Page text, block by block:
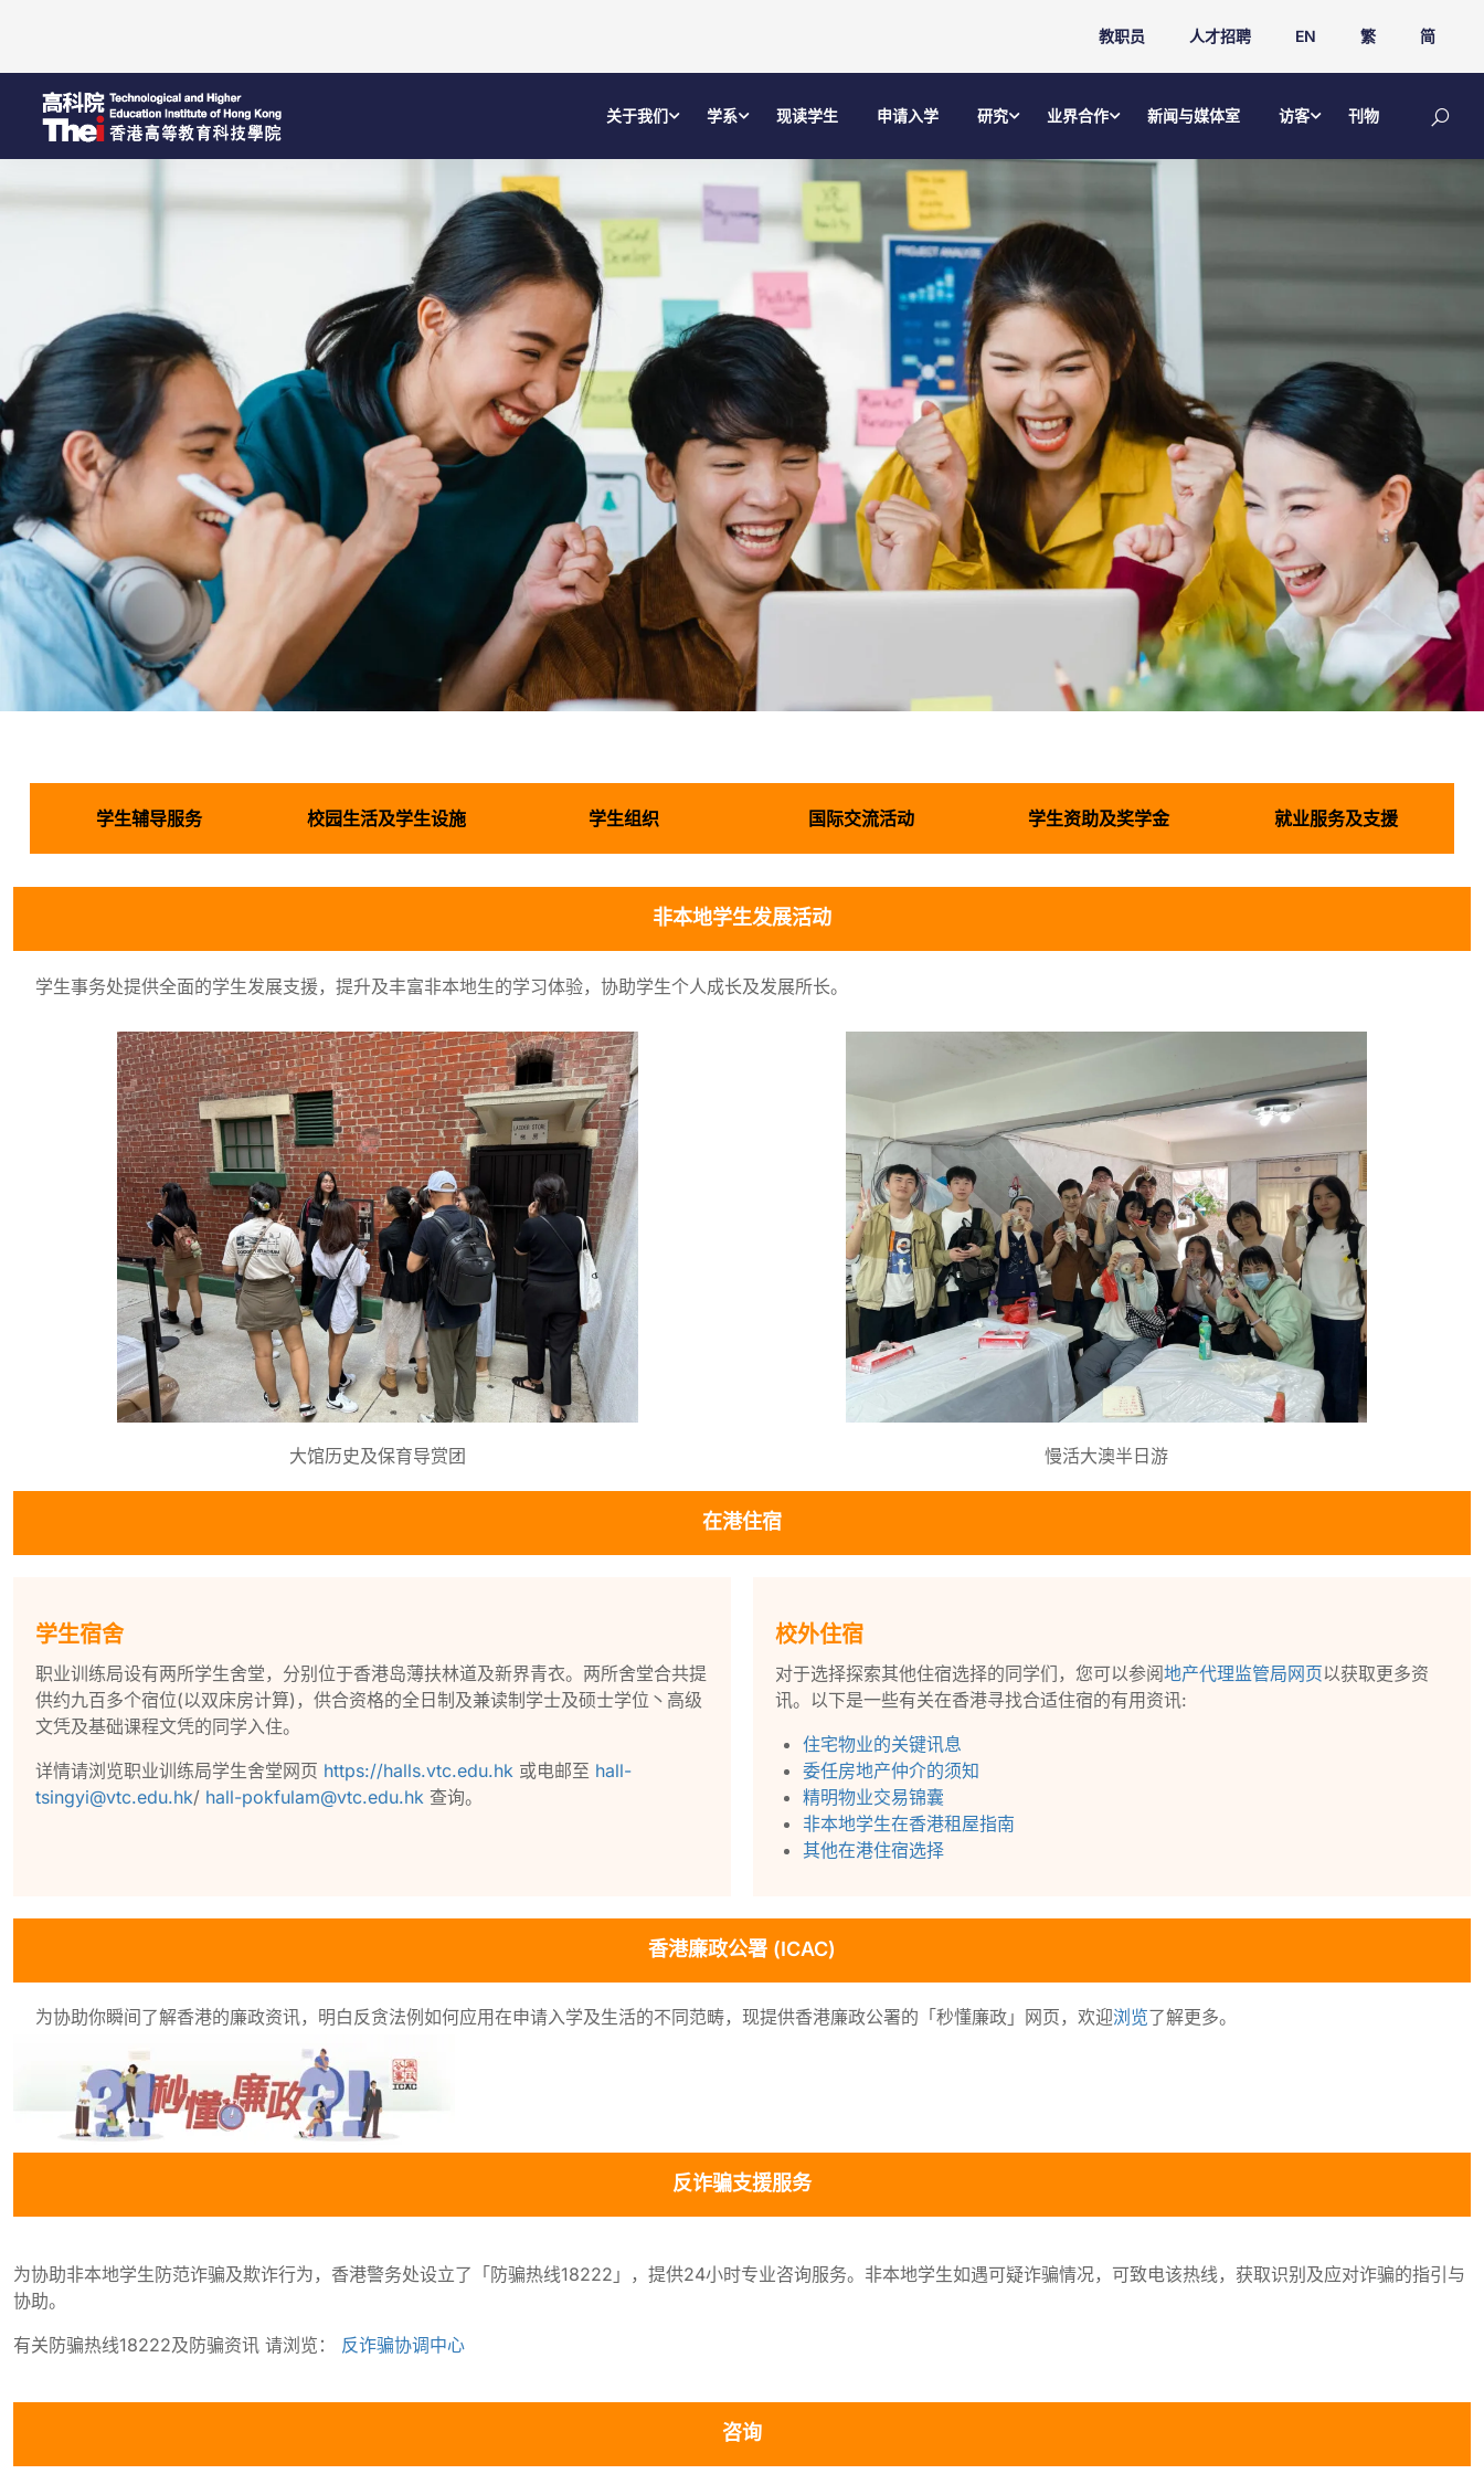
教职员 人才招聘 EN 繁 简
关于我们 学系 现读学生 申请入学 研究 业界合作 新闻与媒体室 访客 刊物
非本地学
生支援
学生辅导服务 校园生活及学生设施 学生组织 国际交流活动 学生资助及奖学金 就业服务及支援
非本地学生发展活动
学生事务处提供全面的学生发展支援，提升及丰富非本地生的学习体验，协助学生个人成长及发展所长。
大馆历史及保育导赏团 慢活大澳半日游
在港住宿
学生宿舍
职业训练局设有两所学生舍堂，分别位于香港岛薄扶林道及新界青衣。两所舍堂合共提
供约九百多个宿位(以双床房计算)，供合资格的全日制及兼读制学士及硕士学位丶高级
文凭及基础课程文凭的同学入住。
详情请浏览职业训练局学生舍堂网页 https://halls.vtc.edu.hk 或电邮至 hall-
tsingyi@vtc.edu.hk/ hall-pokfulam@vtc.edu.hk 查询。
校外住宿
对于选择探索其他住宿选择的同学们，您可以参阅地产代理监管局网页以获取更多资
讯。以下是一些有关在香港寻找合适住宿的有用资讯:
住宅物业的关键讯息
委任房地产仲介的须知
精明物业交易锦囊
非本地学生在香港租屋指南
其他在港住宿选择
香港廉政公署 (ICAC)
为协助你瞬间了解香港的廉政资讯，明白反贪法例如何应用在申请入学及生活的不同范畴，现提供香港廉政公署的「秒懂廉政」网页，欢迎浏览了解更多。
反诈骗支援服务
为协助非本地学生防范诈骗及欺诈行为，香港警务处设立了「防骗热线18222」，提供24小时专业咨询服务。非本地学生如遇可疑诈骗情况，可致电该热线，获取识别及应对诈骗的指引与
协助。
有关防骗热线18222及防骗资讯 请浏览： 反诈骗协调中心
咨询